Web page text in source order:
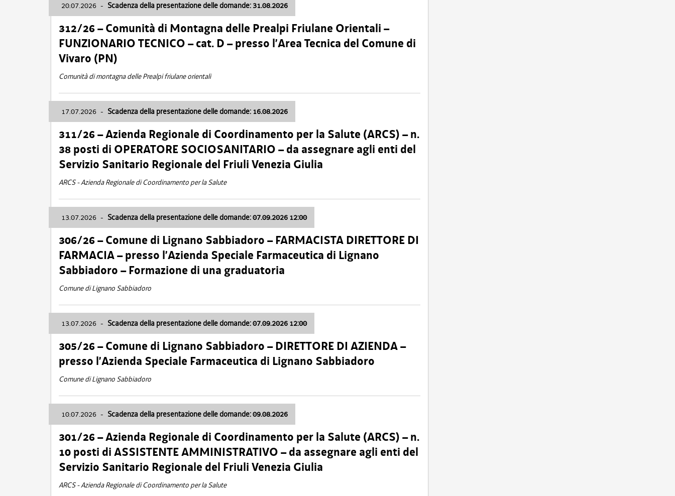
20.07.2026 - Scadenza della presentazione delle domande: 31.08.2026
312/26 – Comunità di Montagna delle Prealpi Friulane Orientali –
FUNZIONARIO TECNICO – cat. D – presso l’Area Tecnica del Comune di
Vivaro (PN)
Comunità di montagna delle Prealpi friulane orientali
17.07.2026 - Scadenza della presentazione delle domande: 16.08.2026
311/26 – Azienda Regionale di Coordinamento per la Salute (ARCS) – n.
38 posti di OPERATORE SOCIOSANITARIO – da assegnare agli enti del
Servizio Sanitario Regionale del Friuli Venezia Giulia
ARCS - Azienda Regionale di Coordinamento per la Salute
13.07.2026 - Scadenza della presentazione delle domande: 07.09.2026 12:00
306/26 – Comune di Lignano Sabbiadoro – FARMACISTA DIRETTORE DI
FARMACIA – presso l’Azienda Speciale Farmaceutica di Lignano
Sabbiadoro – Formazione di una graduatoria
Comune di Lignano Sabbiadoro
13.07.2026 - Scadenza della presentazione delle domande: 07.09.2026 12:00
305/26 – Comune di Lignano Sabbiadoro – DIRETTORE DI AZIENDA –
presso l’Azienda Speciale Farmaceutica di Lignano Sabbiadoro
Comune di Lignano Sabbiadoro
10.07.2026 - Scadenza della presentazione delle domande: 09.08.2026
301/26 – Azienda Regionale di Coordinamento per la Salute (ARCS) – n.
10 posti di ASSISTENTE AMMINISTRATIVO – da assegnare agli enti del
Servizio Sanitario Regionale del Friuli Venezia Giulia
ARCS - Azienda Regionale di Coordinamento per la Salute